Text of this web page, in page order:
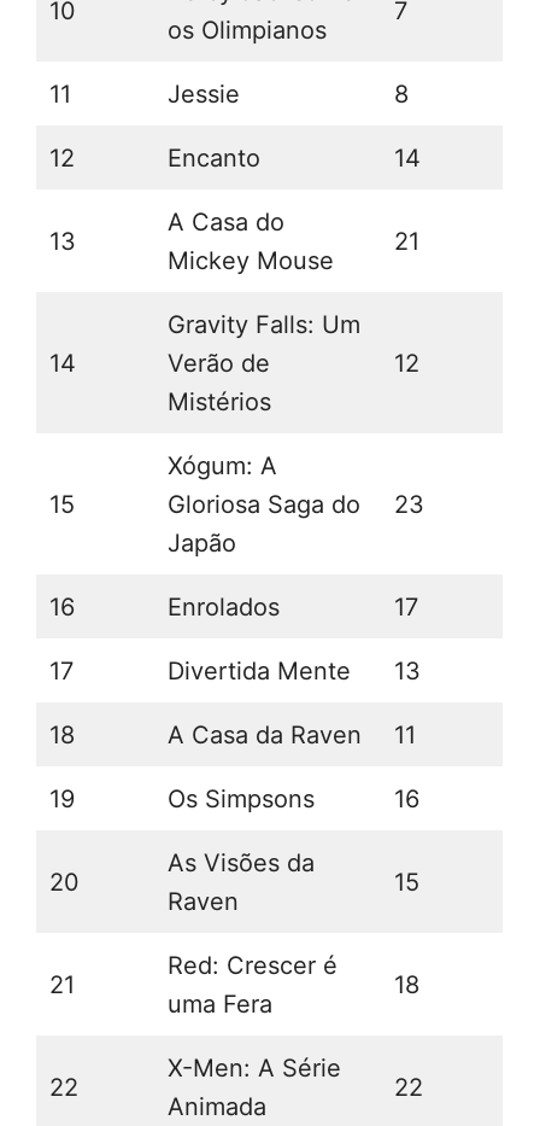
10
os Olimpianos
7
11 Jessie 8
12 Encanto 14
13
A Casa do
Mickey Mouse
21
14
Gravity Falls: Um
Verão de
Mistérios
12
15
Xógum: A
Gloriosa Saga do
Japão
23
16 Enrolados 17
17 Divertida Mente 13
18 A Casa da Raven 11
19 Os Simpsons 16
20
As Visões da
Raven
15
21
Red: Crescer é
uma Fera
18
22
X-Men: A Série
Animada
22